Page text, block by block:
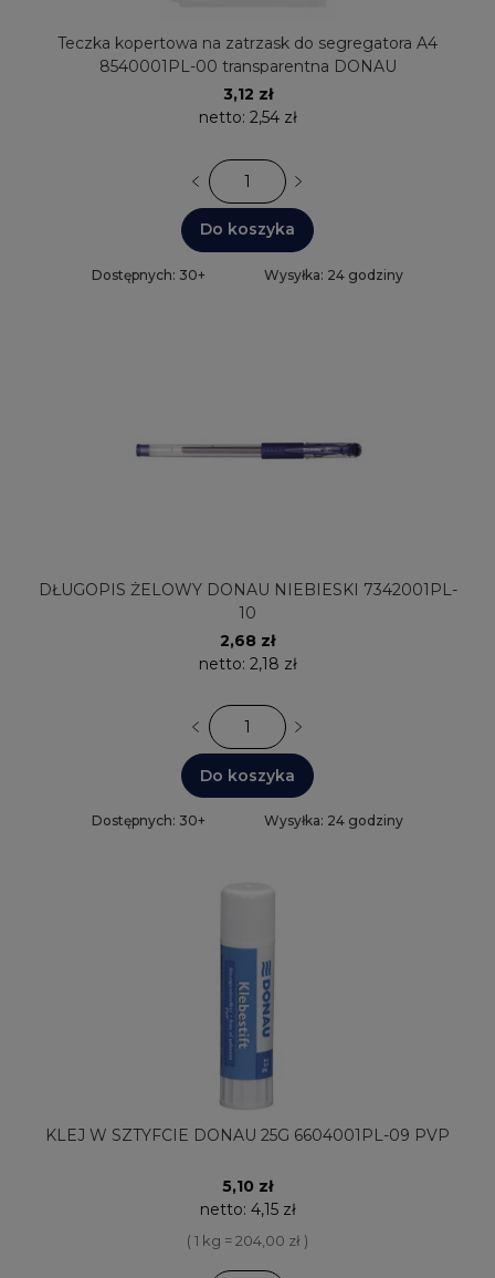
Teczka kopertowa na zatrzask do segregatora A4
8540001PL-00 transparentna DONAU
3,12 zł
netto: 2,54 zł
Do koszyka
Dostępnych: 30+ Wysyłka: 24 godziny
DŁUGOPIS ŻELOWY DONAU NIEBIESKI 7342001PL-
10
2,68 zł
netto: 2,18 zł
Do koszyka
Dostępnych: 30+ Wysyłka: 24 godziny
KLEJ W SZTYFCIE DONAU 25G 6604001PL-09 PVP
5,10 zł
netto: 4,15 zł
( 1 kg = 204,00 zł )